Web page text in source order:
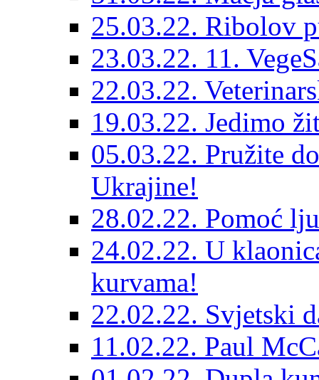
25.03.22. Ribolov
23.03.22. 11.
22.03.22.
19.03.22. Jedimo
05.03.22. Pružite
Ukrajine!
28.02.22. Pomoć
24.02.22. U
kurvama!
22.02.22. Svjetski
11.02.22. Paul